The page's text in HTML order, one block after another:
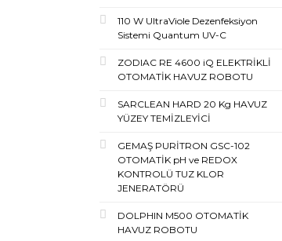
110 W UltraViole Dezenfeksiyon
Sistemi Quantum UV-C
ZODIAC RE 4600 iQ ELEKTRİKLİ
OTOMATİK HAVUZ ROBOTU
SARCLEAN HARD 20 Kg HAVUZ
YÜZEY TEMİZLEYİCİ
GEMAŞ PURİTRON GSC-102
OTOMATİK pH ve REDOX
KONTROLÜ TUZ KLOR
JENERATÖRÜ
DOLPHIN M500 OTOMATİK
HAVUZ ROBOTU